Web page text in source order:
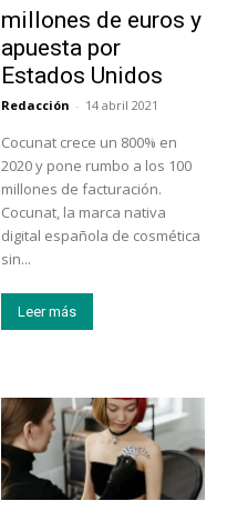
millones de euros y
apuesta por
Estados Unidos
Redacción - 14 abril 2021
Cocunat crece un 800% en
2020 y pone rumbo a los 100
millones de facturación.
Cocunat, la marca nativa
digital española de cosmética
sin...
Leer más